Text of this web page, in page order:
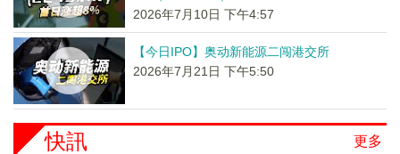
2026年7月10日 下午4:57
【今日IPO】奥动新能源二闯港交所
2026年7月21日 下午5:50
更多
快訊